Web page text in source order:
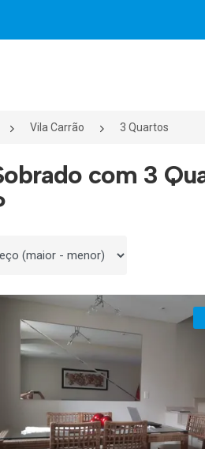
Vila Carrão 3 Quartos
com 3
por